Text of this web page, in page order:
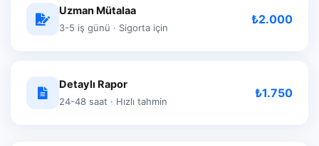
Uzman Mütalaa
3-5 iş günü · Sigorta için
₺2.000
Detaylı Rapor
24-48 saat · Hızlı tahmin
₺1.750